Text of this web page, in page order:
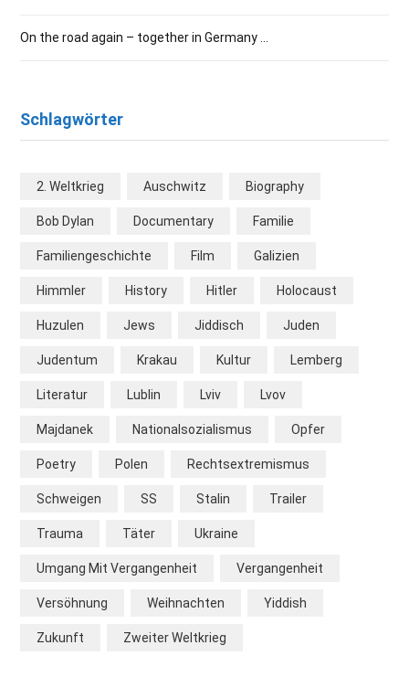
On the road again – together in Germany …
Schlagwörter
2. Weltkrieg Auschwitz Biography
Bob Dylan Documentary Familie
Familiengeschichte Film Galizien
Himmler History Hitler Holocaust
Huzulen Jews Jiddisch Juden
Judentum Krakau Kultur Lemberg
Literatur Lublin Lviv Lvov
Majdanek Nationalsozialismus Opfer
Poetry Polen Rechtsextremismus
Schweigen SS Stalin Trailer
Trauma Täter Ukraine
Umgang Mit Vergangenheit Vergangenheit
Versöhnung Weihnachten Yiddish
Zukunft Zweiter Weltkrieg